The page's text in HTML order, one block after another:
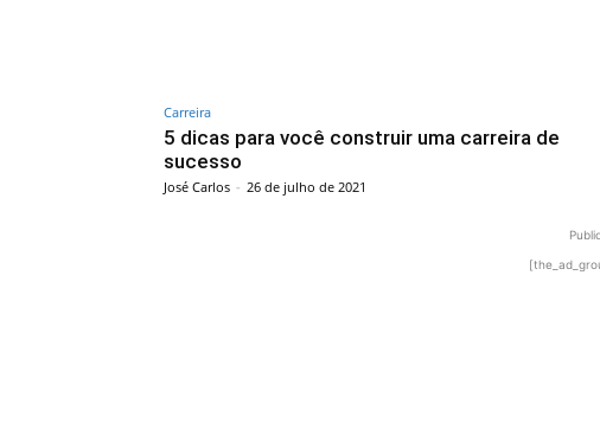
Carreira
5 dicas para você construir uma carreira de
sucesso
José Carlos - 26 de julho de 2021